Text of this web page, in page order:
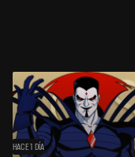
HACE 1 DÍA